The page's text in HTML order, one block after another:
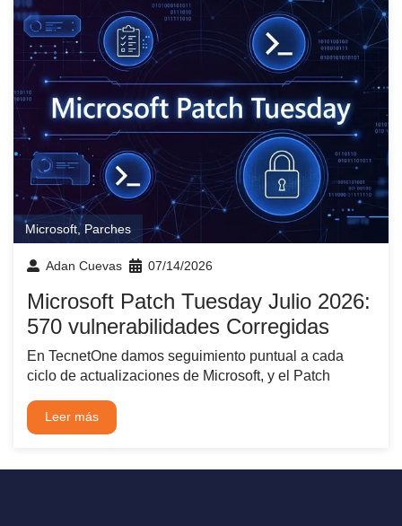
Microsoft, Parches
Adan Cuevas 07/14/2026
Microsoft Patch Tuesday Julio 2026:
570 vulnerabilidades Corregidas
En TecnetOne damos seguimiento puntual a cada
ciclo de actualizaciones de Microsoft, y el Patch
Leer más